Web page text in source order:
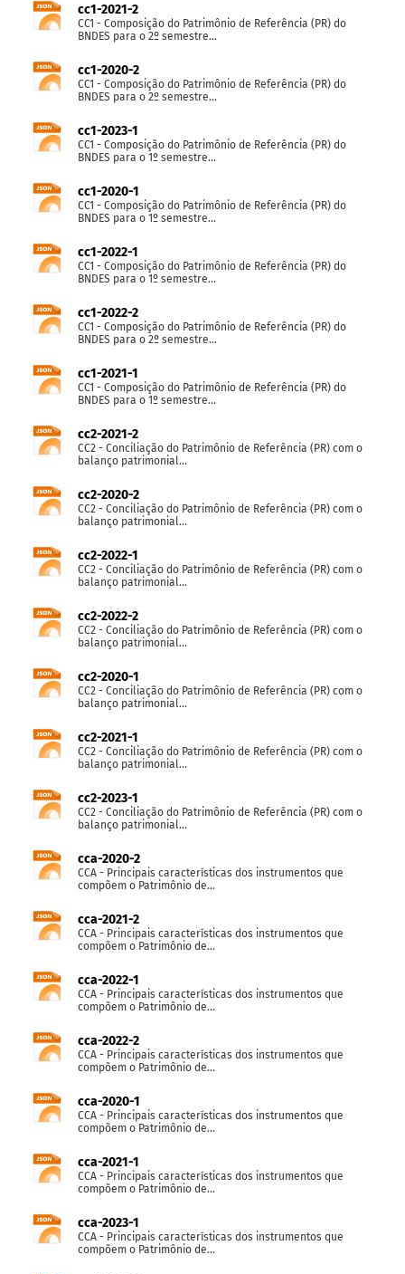
cc1-2021-2
CC1 - Composição do Patrimônio de Referência (PR) do
BNDES para o 2º semestre...
cc1-2020-2
CC1 - Composição do Patrimônio de Referência (PR) do
BNDES para o 2º semestre...
cc1-2023-1
CC1 - Composição do Patrimônio de Referência (PR) do
BNDES para o 1º semestre...
cc1-2020-1
CC1 - Composição do Patrimônio de Referência (PR) do
BNDES para o 1º semestre...
cc1-2022-1
CC1 - Composição do Patrimônio de Referência (PR) do
BNDES para o 1º semestre...
cc1-2022-2
CC1 - Composição do Patrimônio de Referência (PR) do
BNDES para o 2º semestre...
cc1-2021-1
CC1 - Composição do Patrimônio de Referência (PR) do
BNDES para o 1º semestre...
cc2-2021-2
CC2 - Conciliação do Patrimônio de Referência (PR) com o
balanço patrimonial...
cc2-2020-2
CC2 - Conciliação do Patrimônio de Referência (PR) com o
balanço patrimonial...
cc2-2022-1
CC2 - Conciliação do Patrimônio de Referência (PR) com o
balanço patrimonial...
cc2-2022-2
CC2 - Conciliação do Patrimônio de Referência (PR) com o
balanço patrimonial...
cc2-2020-1
CC2 - Conciliação do Patrimônio de Referência (PR) com o
balanço patrimonial...
cc2-2021-1
CC2 - Conciliação do Patrimônio de Referência (PR) com o
balanço patrimonial...
cc2-2023-1
CC2 - Conciliação do Patrimônio de Referência (PR) com o
balanço patrimonial...
cca-2020-2
CCA - Principais características dos instrumentos que
compõem o Patrimônio de...
cca-2021-2
CCA - Principais características dos instrumentos que
compõem o Patrimônio de...
cca-2022-1
CCA - Principais características dos instrumentos que
compõem o Patrimônio de...
cca-2022-2
CCA - Principais características dos instrumentos que
compõem o Patrimônio de...
cca-2020-1
CCA - Principais características dos instrumentos que
compõem o Patrimônio de...
cca-2021-1
CCA - Principais características dos instrumentos que
compõem o Patrimônio de...
cca-2023-1
CCA - Principais características dos instrumentos que
compõem o Patrimônio de...